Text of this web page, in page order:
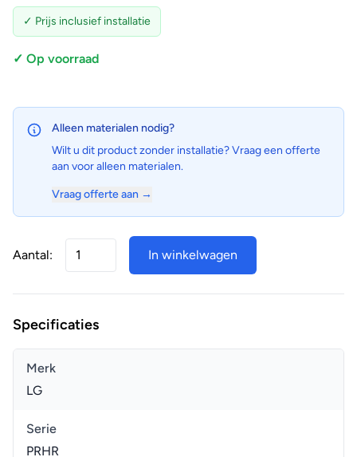
✓ Prijs inclusief installatie
✓ Op voorraad
Alleen materialen nodig?
Wilt u dit product zonder installatie? Vraag een offerte
aan voor alleen materialen.
Vraag offerte aan →
Aantal: In winkelwagen
Specificaties
Merk
LG
Serie
PRHR